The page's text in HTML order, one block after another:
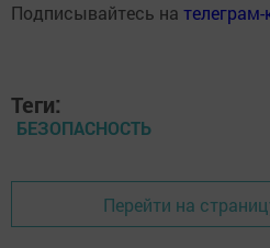
Подписывайтесь на
Теги:
БЕЗОПАСНОСТЬ
Перейти на